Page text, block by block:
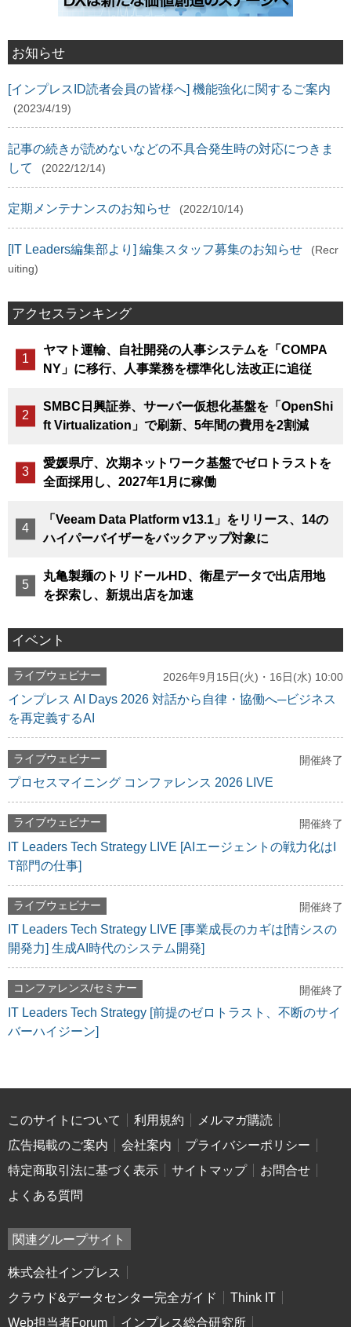
お知らせ
[インプレスID読者会員の皆様へ] 機能強化に関するご案内
(2023/4/19)
記事の続きが読めないなどの不具合発生時の対応につきま
して
(2022/12/14)
定期メンテナンスのお知らせ (2022/10/14)
[IT Leaders編集部より] 編集スタッフ募集のお知らせ
(Recr
uiting)
アクセスランキング
ヤマト運輸、自社開発の人事システムを「COMPA
NY」に移行、人事業務を標準化し法改正に追従
SMBC日興証券、サーバー仮想化基盤を「OpenShi
ft Virtualization」で刷新、5年間の費用を2割減
愛媛県庁、次期ネットワーク基盤でゼロトラストを
全面採用し、2027年1月に稼働
「Veeam Data Platform v13.1」をリリース、14の
ハイパーバイザーをバックアップ対象に
丸亀製麺のトリドールHD、衛星データで出店用地
を探索し、新規出店を加速
イベント
ライブウェビナー 2026年9月15日(火)・16日(水) 10:00
インプレス AI Days 2026 対話から自律・協働へ─ビジネス
を再定義するAI
ライブウェビナー 開催終了
プロセスマイニング コンファレンス 2026 LIVE
ライブウェビナー 開催終了
IT Leaders Tech Strategy LIVE [AIエージェントの戦力化はI
T部門の仕事]
ライブウェビナー 開催終了
IT Leaders Tech Strategy LIVE [事業成長のカギは[情シスの
開発力] 生成AI時代のシステム開発]
コンファレンス/セミナー 開催終了
IT Leaders Tech Strategy [前提のゼロトラスト、不断のサイ
バーハイジーン]
このサイトについて 利用規約
メルマガ購読
広告掲載のご案内
会社案内
プライバシーポリシー
特定商取引法に基づく表示
サイトマップ
お問合せ
よくある質問
関連グループサイト
株式会社インプレス
クラウド&データセンター完全ガイド
Think IT
Web担当者Forum
インプレス総合研究所